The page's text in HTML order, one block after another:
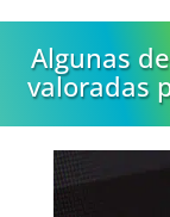
Algunas
valoradas